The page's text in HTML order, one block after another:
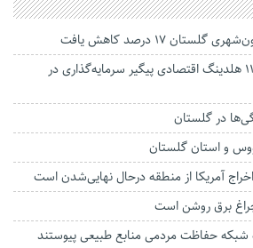
۱۷ درصد کاهش یافت
استاندار: بابک زنجانی با ۱۱ هلدینگ اقتصادی پیگیر سرمایه‌گذاری در
و استان گلستان
آمریکا از منطقه درحال نهایی‌شدن است
برق روشن است